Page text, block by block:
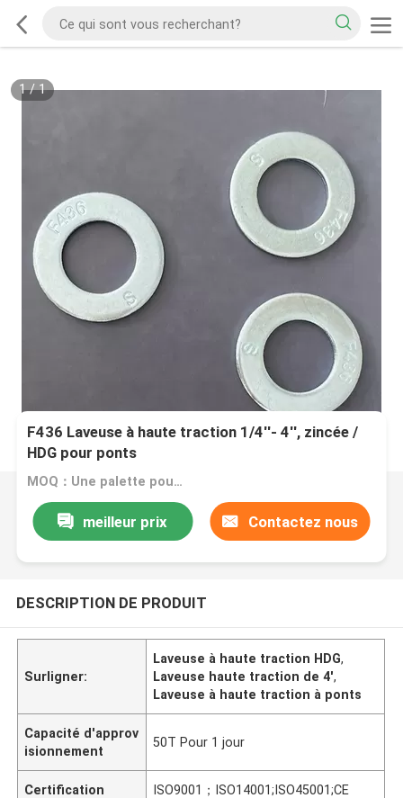
1/1
F436 Laveuse à haute traction 1/4''- 4'', zincée /
HDG pour ponts
MOQ：Une palette pour une taille
meilleur prix Contactez nous
DESCRIPTION DE PRODUIT
Surligner:
Laveuse à haute traction HDG,
Laveuse haute traction de 4',
Laveuse à haute traction à ponts
Capacité d'approv
isionnement
50T Pour 1 jour
Certification ISO9001；ISO14001;ISO45001;CE